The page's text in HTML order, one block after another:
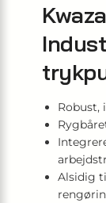
Robust,
Alsidig